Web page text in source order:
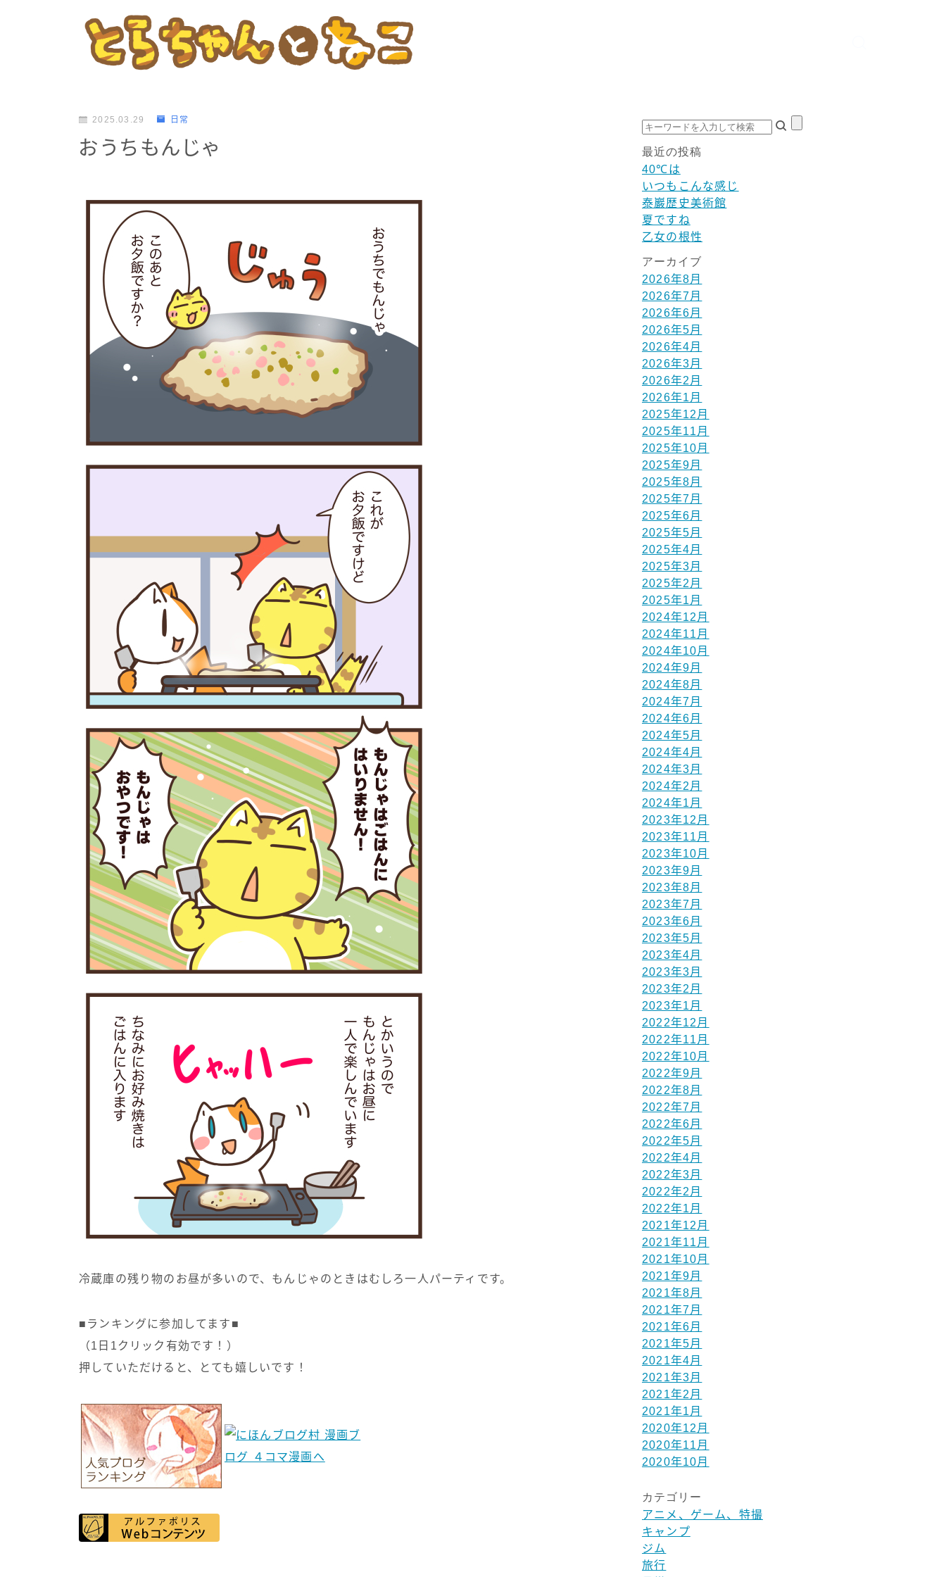
2025.03.29 日常
おうちもんじゃ
冷蔵庫の残り物のお昼が多いので、もんじゃのときはむしろ一人パーティです。
■ランキングに参加してます■
（1日1クリック有効です！）
押していただけると、とても嬉しいです！
最近の投稿
40℃は
いつもこんな感じ
泰巖歴史美術館
夏ですね
乙女の根性
アーカイブ
2026年8月
2026年7月
2026年6月
2026年5月
2026年4月
2026年3月
2026年2月
2026年1月
2025年12月
2025年11月
2025年10月
2025年9月
2025年8月
2025年7月
2025年6月
2025年5月
2025年4月
2025年3月
2025年2月
2025年1月
2024年12月
2024年11月
2024年10月
2024年9月
2024年8月
2024年7月
2024年6月
2024年5月
2024年4月
2024年3月
2024年2月
2024年1月
2023年12月
2023年11月
2023年10月
2023年9月
2023年8月
2023年7月
2023年6月
2023年5月
2023年4月
2023年3月
2023年2月
2023年1月
2022年12月
2022年11月
2022年10月
2022年9月
2022年8月
2022年7月
2022年6月
2022年5月
2022年4月
2022年3月
2022年2月
2022年1月
2021年12月
2021年11月
2021年10月
2021年9月
2021年8月
2021年7月
2021年6月
2021年5月
2021年4月
2021年3月
2021年2月
2021年1月
2020年12月
2020年11月
2020年10月
カテゴリー
アニメ、ゲーム、特撮
キャンプ
ジム
旅行